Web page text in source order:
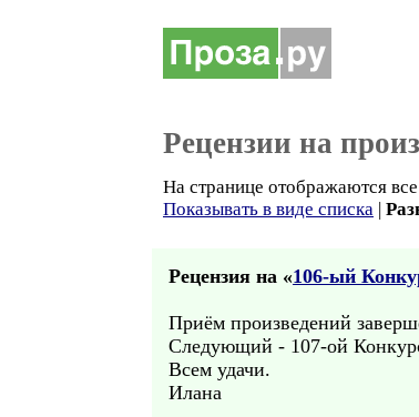
Рецензии на
На странице отображаются
Показывать в виде списка |
Рецензия на «106-ый
Приём произведений
Следующий - 107-ой
Всем удачи.
Илана